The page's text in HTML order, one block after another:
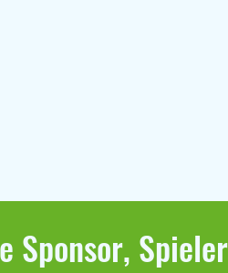
Sponsor,